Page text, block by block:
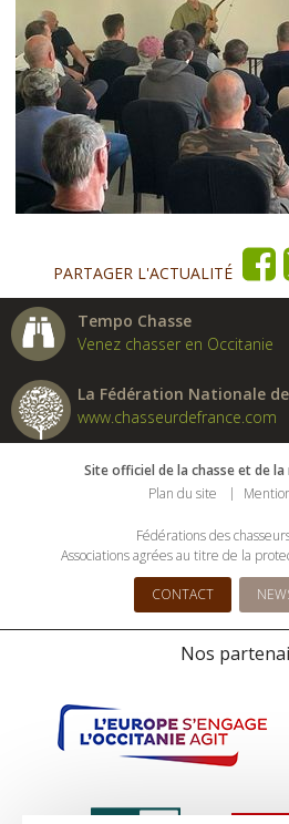
PARTAGER L'ACTUALITÉ
Tempo Chasse
Venez chasser en Occitanie
La Fédération Nationale
www.chasseurdefrance.com
Site officiel de la chasse et de
Plan du site
Fédérations des
Associations agrées au titre de la
CONTACT
Nos